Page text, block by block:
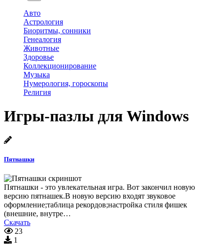
Авто
Астрология
Биоритмы, сонники
Генеалогия
Животные
Здоровье
Коллекционирование
Музыка
Нумерология, гороскопы
Религия
Игры-пазлы для Windows
Пятнашки
Пятнашки - это увлекательная игра. Вот закончил новую
версию пятнашек.В новую версию входят звуковое
оформление;таблица рекордов;настройка стиля фишек
(внешние, внутре…
Скачать
23
1